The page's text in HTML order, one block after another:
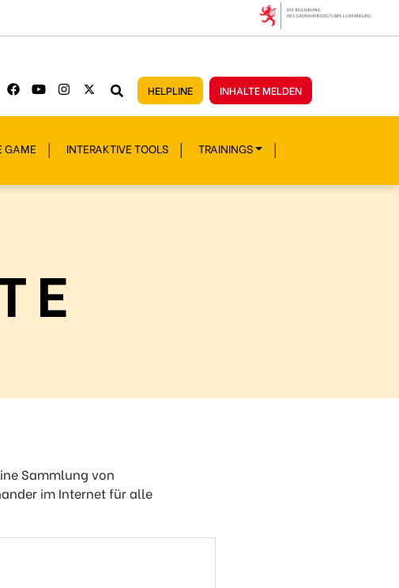
HELPLINE INHALTE MELDEN
GAME INTERAKTIVE TOOLS TRAININGS
Sammlung von
im Internet für alle